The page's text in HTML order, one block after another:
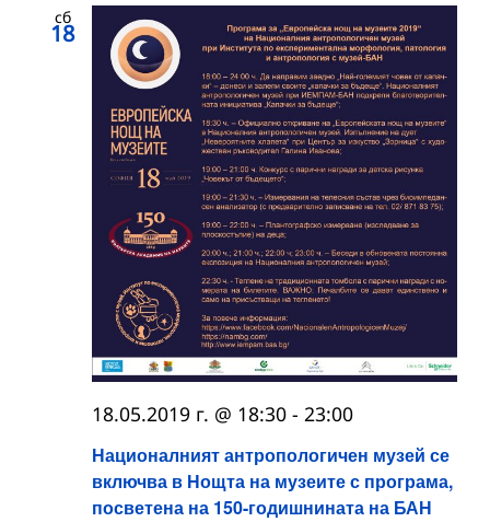
сб
18
Националният антропологичен музей се
включва в Нощта на музеите с програма,
посветена на 150-годишнината на БАН
18.05.2019 г. @ 18:30 - 23:00